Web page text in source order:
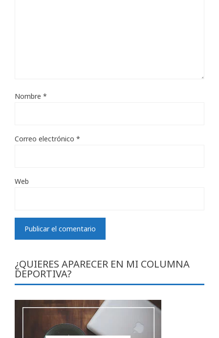
Nombre *
Correo electrónico *
Web
¿QUIERES APARECER EN MI COLUMNA
DEPORTIVA?